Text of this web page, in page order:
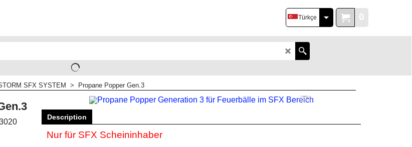
0
Türkçe
SFX SYSTEM > Propane Popper Gen.3
Description
Nur für SFX Scheininhaber